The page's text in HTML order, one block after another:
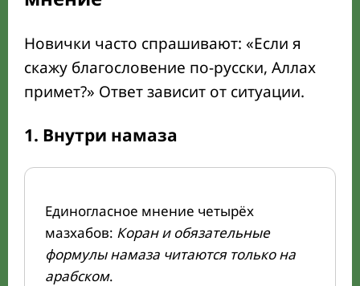
Новички часто спрашивают: «Если я
скажу благословение по-русски, Аллах
примет?» Ответ зависит от ситуации.
1. Внутри намаза
Единогласное мнение четырёх
мазхабов: Коран и обязательные
формулы намаза читаются только на
арабском.